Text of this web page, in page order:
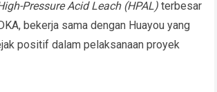
Pressure Acid Leach (HPAL) terbesar
bekerja sama dengan Huayou yang
positif dalam pelaksanaan proyek